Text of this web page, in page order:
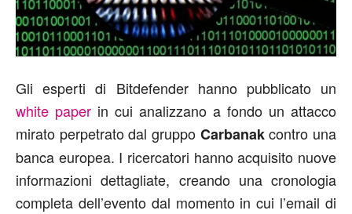
Gli esperti di Bitdefender hanno pubblicato un
white paper in cui analizzano a fondo un attacco
mirato perpetrato dal gruppo Carbanakcontro una
banca europea. I ricercatori hanno acquisito nuove
informazioni dettagliate, creando una cronologia
completa dell’evento dal momento in cui l’email di